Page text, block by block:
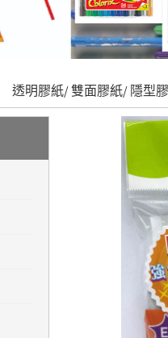
透明膠紙/ 雙面膠紙/ 隱型